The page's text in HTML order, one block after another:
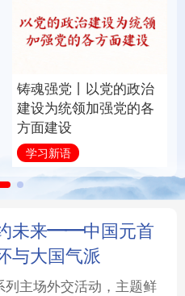
量子 体育
图片 政务
信息化 数字经济
银龄 溯源中国
能源
铸魂强党丨以党的政治
建设为统领加强党的各
方面建设
学习新语
未来——中国元首
与大国气派
列主场外交活动，主题鲜